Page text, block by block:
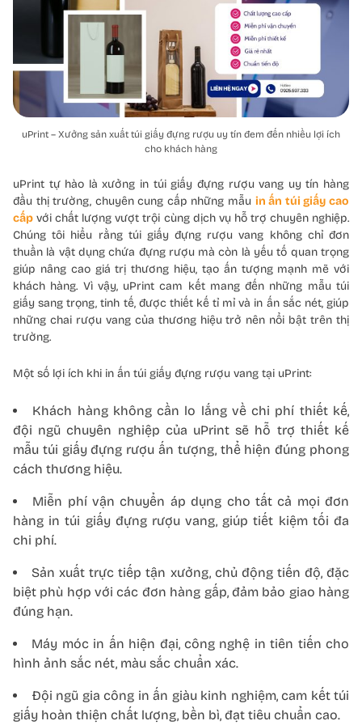
uPrint – Xưởng sản xuất túi giấy đựng rượu uy tín đem đến nhiều lợi ích
cho khách hàng
uPrint tự hào là xưởng in túi giấy đựng rượu vang uy tín hàng
đầu thị trường, chuyên cung cấp những mẫu in ấn túi giấy cao
cấp với chất lượng vượt trội cùng dịch vụ hỗ trợ chuyên nghiệp.
Chúng tôi hiểu rằng túi giấy đựng rượu vang không chỉ đơn
thuần là vật dụng chứa đựng rượu mà còn là yếu tố quan trọng
giúp nâng cao giá trị thương hiệu, tạo ấn tượng mạnh mẽ với
khách hàng. Vì vậy, uPrint cam kết mang đến những mẫu túi
giấy sang trọng, tinh tế, được thiết kế tỉ mỉ và in ấn sắc nét, giúp
những chai rượu vang của thương hiệu trở nên nổi bật trên thị
trường.
Một số lợi ích khi in ấn túi giấy đựng rượu vang tại uPrint:
Khách hàng không cần lo lắng về chi phí thiết kế,
đội ngũ chuyên nghiệp của uPrint sẽ hỗ trợ thiết kế
mẫu túi giấy đựng rượu ấn tượng, thể hiện đúng phong
cách thương hiệu.
Miễn phí vận chuyển áp dụng cho tất cả mọi đơn
hàng in túi giấy đựng rượu vang, giúp tiết kiệm tối đa
chi phí.
Sản xuất trực tiếp tận xưởng, chủ động tiến độ, đặc
biệt phù hợp với các đơn hàng gấp, đảm bảo giao hàng
đúng hạn.
Máy móc in ấn hiện đại, công nghệ in tiên tiến cho
hình ảnh sắc nét, màu sắc chuẩn xác.
Đội ngũ gia công in ấn giàu kinh nghiệm, cam kết túi
giấy hoàn thiện chất lượng, bền bì, đạt tiêu chuẩn cao.